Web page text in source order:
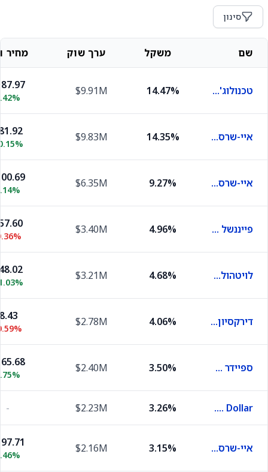
סינון
שם משקל ערך שוק מחיר
טכנולוג'י סלקט סקטור ספיידר 14.47%
$9.91M
איי-שרס 1-3 ייר טרז'רי בונד 14.35%
$9.83M
איי-שרס 0-5 ייר טיפס בונד 9.27%
$6.35M
פייננשל סלקט סקטור ספיידר 4.96%
$3.40M
לויטהולד סלקט אינדסטריז 4.68%
$3.21M
דירקסיון דיילי אס אנ פי 500 בר 1X שיירס 4.06%
$2.78M
ספיידר סלקט סקטור הלת׳ קר 3.50%
$2.40M
U.S. Dollar
3.26%
$2.23M
-
איי-שרס ביוטכנולוג'י 3.15%
$2.16M